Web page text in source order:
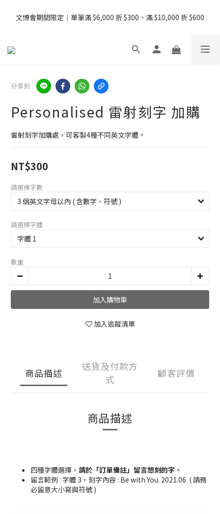
免運
文博會期間限定｜單筆滿 $6,000 折 $300、滿 $10,000 折 $600
08/07 - 09  台灣下單即免運 ・港澳滿 USD99、新加坡滿 USD199
分享到
Personalised 雷射刻字 加購
雷射刻字加購處，可客製4種不同英文字體。
NT$300
請選擇字數
請選擇字體
數量
加入購物車
加入追蹤清單
商品描述
送貨及付款方
式
顧客評價
商品描述
四種字體選擇， 請於「訂單備註」留言想刻的字 。
留言範例 : 字體 3，刻字內容 : Be with You. 2021.06 ( 請務
必留意大小寫與符號 )